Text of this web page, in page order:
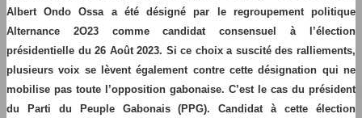
Albert Ondo Ossa a été désigné par le regroupement politique
Alternance 2O23 comme candidat consensuel à l’élection
présidentielle du 26 Août 2023. Si ce choix a suscité des ralliements,
plusieurs voix se lèvent également contre cette désignation qui ne
mobilise pas toute l’opposition gabonaise. C’est le cas du président
du Parti du Peuple Gabonais (PPG). Candidat à cette élection